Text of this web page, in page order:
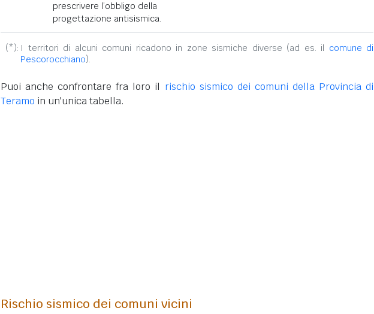
prescrivere l’obbligo della
progettazione antisismica.
(*): I territori di alcuni comuni ricadono in zone sismiche diverse (ad es. il comune di
Pescorocchiano).
Puoi anche confrontare fra loro il rischio sismico dei comuni della Provincia di
Teramo in un'unica tabella.
Rischio sismico dei comuni vicini